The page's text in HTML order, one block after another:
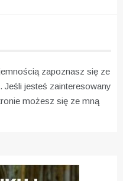
zapoznasz się ze
jesteś zainteresowany
możesz się ze mną